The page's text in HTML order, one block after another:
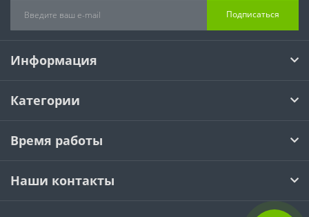
Подписаться
Информация
Категории
Время работы
Наши контакты